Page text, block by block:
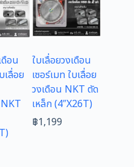
ดือน
เลื่อย
ใบเลื่อยวงเดือน
เซอร์เมท ใบเลื่อย
วงเดือน NKT ตัด
เหล็ก (4″X26T)
฿1,199